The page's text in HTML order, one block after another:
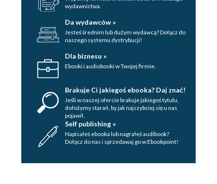
wydawnictwa.
Da wydawców »
Jesteś średnim lub dużym wydawcą? Dołącz do
naszego systemu dystrybucji!
Dla biznesu »
Ebooki i audiobooki w Twojej firmie.
Brakuje Ci jakiegoś ebooka? Daj znać!
Jeśli w naszej ofercie brakuje jakiegoś tytulu,
dołożymy starań, by jak najszybciej się u nas
pojawił.
Self publishing »
Napisałeś ebooka lub nagrałeś audibook?
Dołącz do nas i sprzedawaj go w Ebookpoint!